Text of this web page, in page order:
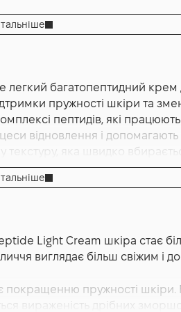
,Сяяння,Зволоження
багатопептидний крем
пружності шкіри та
пептидів, які
відновлення і допомагають
яка швидко
для щоденного
загальний стан шкіри.
залишаючи шкіру м’якою,
Light Cream шкіра стає
виглядає більш свіжим і
пружності шкіри.
вираженість дрібних